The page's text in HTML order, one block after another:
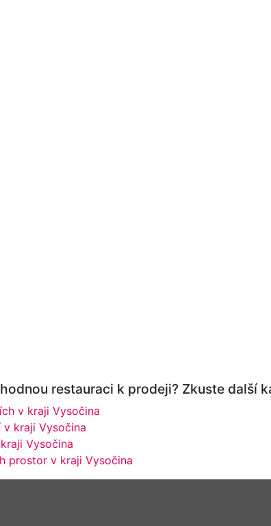
restauraci k prodeji? Zkuste další
v kraji Vysočina
v kraji Vysočina
Vysočina
prostor v kraji Vysočina